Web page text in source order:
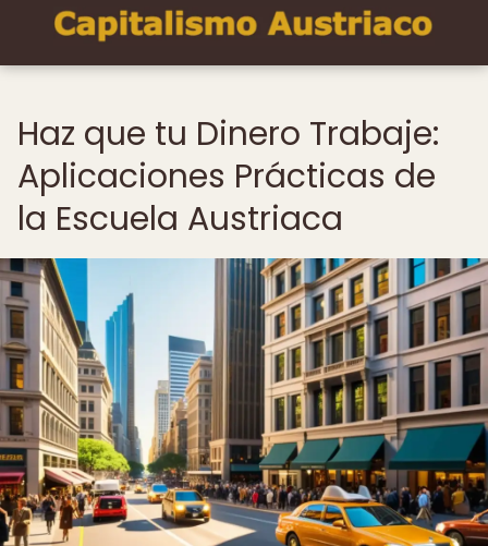
Haz que tu Dinero Trabaje:
Aplicaciones Prácticas de
la Escuela Austriaca